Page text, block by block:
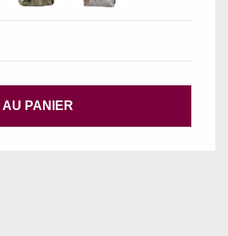
PANIER